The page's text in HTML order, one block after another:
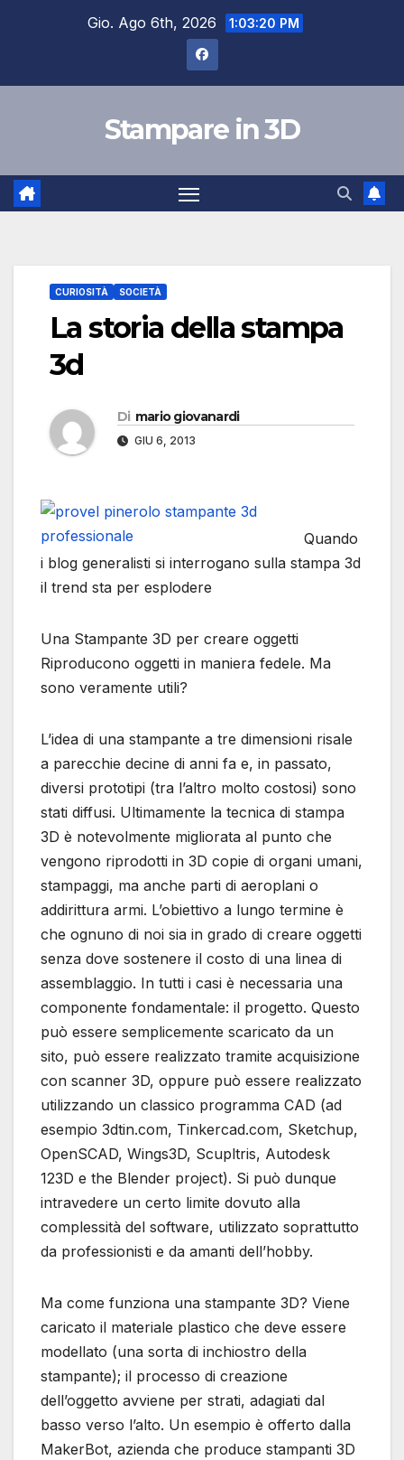
Gio. Ago 6th, 2026 1:03:21 PM
Stampare in 3D
CURIOSITÀ SOCIETÀ
La storia della stampa
3d
Di mario giovanardi
GIU 6, 2013
Quando
i blog generalisti si interrogano sulla stampa 3d
il trend sta per esplodere
Una Stampante 3D per creare oggetti
Riproducono oggetti in maniera fedele. Ma
sono veramente utili?
L’idea di una stampante a tre dimensioni risale
a parecchie decine di anni fa e, in passato,
diversi prototipi (tra l’altro molto costosi) sono
stati diffusi. Ultimamente la tecnica di stampa
3D è notevolmente migliorata al punto che
vengono riprodotti in 3D copie di organi umani,
stampaggi, ma anche parti di aeroplani o
addirittura armi. L’obiettivo a lungo termine è
che ognuno di noi sia in grado di creare oggetti
senza dove sostenere il costo di una linea di
assemblaggio. In tutti i casi è necessaria una
componente fondamentale: il progetto. Questo
può essere semplicemente scaricato da un
sito, può essere realizzato tramite acquisizione
con scanner 3D, oppure può essere realizzato
utilizzando un classico programma CAD (ad
esempio 3dtin.com, Tinkercad.com, Sketchup,
OpenSCAD, Wings3D, Scupltris, Autodesk
123D e the Blender project). Si può dunque
intravedere un certo limite dovuto alla
complessità del software, utilizzato soprattutto
da professionisti e da amanti dell’hobby.
Ma come funziona una stampante 3D? Viene
caricato il materiale plastico che deve essere
modellato (una sorta di inchiostro della
stampante); il processo di creazione
dell’oggetto avviene per strati, adagiati dal
basso verso l’alto. Un esempio è offerto dalla
MakerBot, azienda che produce stampanti 3D